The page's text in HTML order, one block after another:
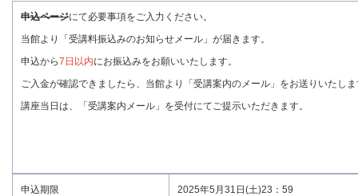
申込ページにて必要事項をご入力ください。
当館より「受講料振込みのお知らせメール」が届きます。
申込から7日以内にお振込みをお願いいたします。
ご入金が確認できましたら、当館より「受講案内のメール」をお送りいたし
講座当日は、「受講案内メール」を受付にてご提示いただきます。
申込期限 2025年5月31日(土)23：59